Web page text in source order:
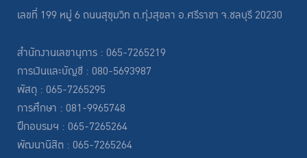
เลขที่ 199 หมู่ 6 ถนนสุขุมวิท ต.ทุ่งสุขลา อ.ศรีราชา จ.ชลบุรี 20230
สำนักงานเลขานุการ : 065-7265219
การเงินและบัญชี : 080-5693987
พัสดุ : 065-7265295
การศึกษา : 081-9965748
ฝึกอบรมฯ : 065-7265264
พัฒนานิสิต : 065-7265264